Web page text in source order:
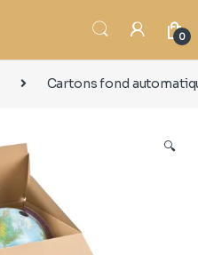
0
Cartons fond
🔍